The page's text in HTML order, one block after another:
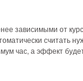
зависимыми от
считать
час, а эффект